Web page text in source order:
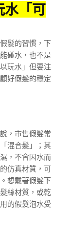
水「可
髮的習慣，下
碰水，也不是
玩水」但要注
好假髮的穩定
，市售假髮常
混合髮」；其
，不會因水而
仿真材質，可
想戴著假髮下
絲材質，或乾
的假髮泡水受